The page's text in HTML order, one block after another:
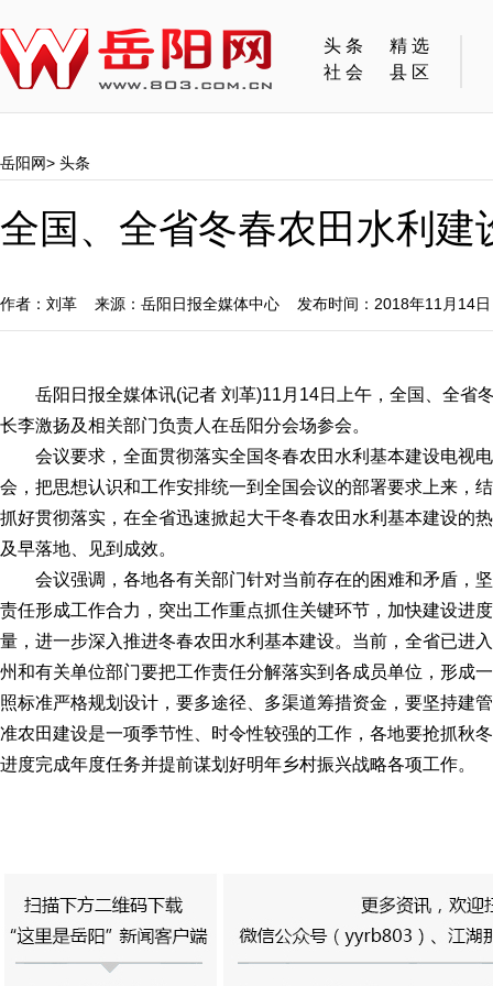
头条
精选
社会
县区
岳阳网> 头条
全国、全省冬春农田水利建
作者：刘革 来源：岳阳日报全媒体中心 发布时间：2018年11月14
岳阳日报全媒体讯(记者 刘革)11月14日上午，全国、全省
长李激扬及相关部门负责人在岳阳分会场参会。
会议要求，全面贯彻落实全国冬春农田水利基本建设电视
会，把思想认识和工作安排统一到全国会议的部署要求上来，
抓好贯彻落实，在全省迅速掀起大干冬春农田水利基本建设的
及早落地、见到成效。
会议强调，各地各有关部门针对当前存在的困难和矛盾，
责任形成工作合力，突出工作重点抓住关键环节，加快建设进
量，进一步深入推进冬春农田水利基本建设。当前，全省已进
州和有关单位部门要把工作责任分解落实到各成员单位，形成
照标准严格规划设计，要多途径、多渠道筹措资金，要坚持建
准农田建设是一项季节性、时令性较强的工作，各地要抢抓秋
进度完成年度任务并提前谋划好明年乡村振兴战略各项工作。